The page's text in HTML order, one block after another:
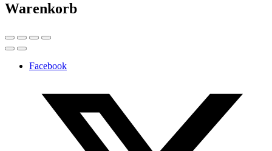
Warenkorb
Facebook